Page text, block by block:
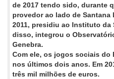
de 2017 tendo sido, durante
provedor ao lado de Santana
2011, presidiu ao Instituto da
disso, integrou o
Genebra.
Com ele, os jogos sociais do
nos últimos dois anos. Em
três mil milhões de euros.